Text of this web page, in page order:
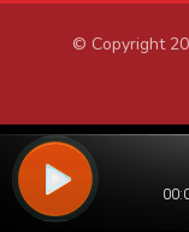
© Copyright
Desarrollado